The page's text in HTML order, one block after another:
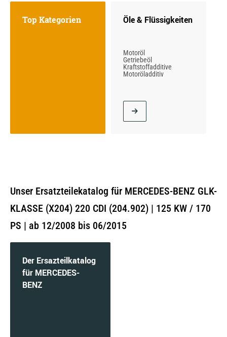
Top Kategorien Öle & Flüssigkeiten
Motoröl
Getriebeöl
Kraftstoffadditive
Motoröladditiv
Unser Ersatzteilekatalog für MERCEDES-BENZ GLK-
KLASSE (X204) 220 CDI (204.902) | 125 KW / 170
PS | ab 12/2008 bis 06/2015
Der Ersazteilkatalog
für MERCEDES-
BENZ